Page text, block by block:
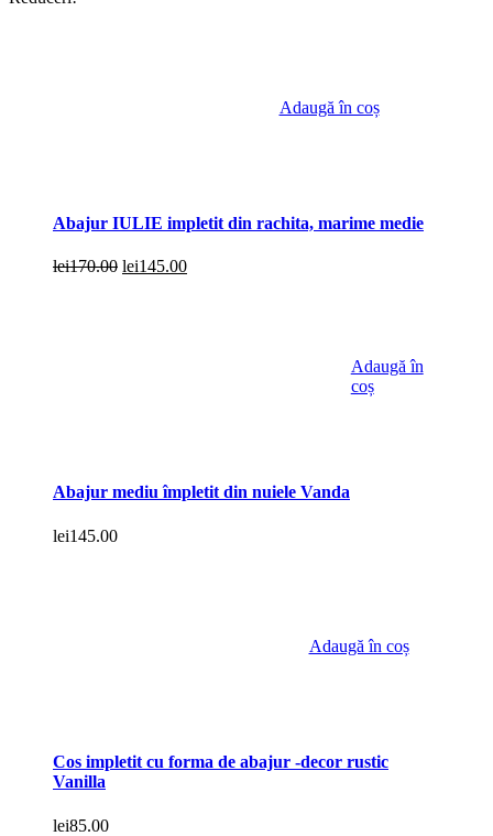
Adaugă în coș
Abajur IULIE impletit din rachita, marime medie
lei170.00 Prețul
lei145.00Prețul
Adaugă în
coș
Abajur mediu împletit din nuiele Vanda
lei145.00
Adaugă în coș
Cos impletit cu forma de abajur -decor rustic
Vanilla
lei85.00